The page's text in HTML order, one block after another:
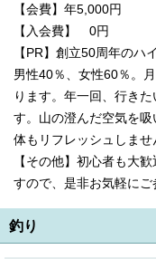
【会費】年5,000円
【入会費】 0円
【PR】創立50周年のハ
男性40％、女性60％。
ります。年一回、行き
す。山の澄んだ空気を
体もリフレッシュしませ
【その他】初心者も大
すので、是非お気軽にご
釣り